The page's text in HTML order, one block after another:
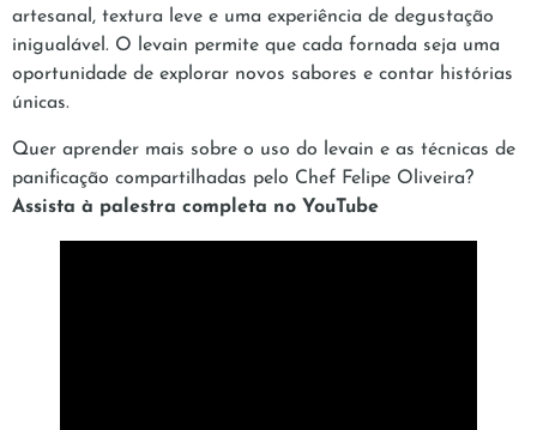
artesanal, textura leve e uma experiência de degustação
inigualável. O levain permite que cada fornada seja uma
oportunidade de explorar novos sabores e contar histórias
únicas.
Quer aprender mais sobre o uso do levain e as técnicas de
panificação compartilhadas pelo Chef Felipe Oliveira?
Assista à palestra completa no YouTube